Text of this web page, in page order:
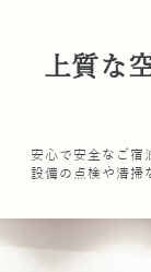
上質な
安心で安全なご宿
設備の点検や清掃